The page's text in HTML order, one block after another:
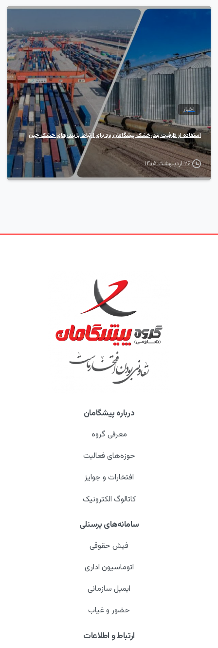
اخبار
استفاده از ظرفیت بندرخشک پیشگامان یزد برای ارتباط با بندر‌های خشک چین
۲۶ اردیبهشت ۱۴۰۵
درباره پیشگامان
معرفی گروه
حوزه‌های فعالیت
افتخارات و جوایز
کاتالوگ الکترونیک
سامانه‌های پرسنلی
فیش حقوقی
اتوماسیون اداری
ایمیل سازمانی
حضور و غیاب
ارتباط و اطلاعات